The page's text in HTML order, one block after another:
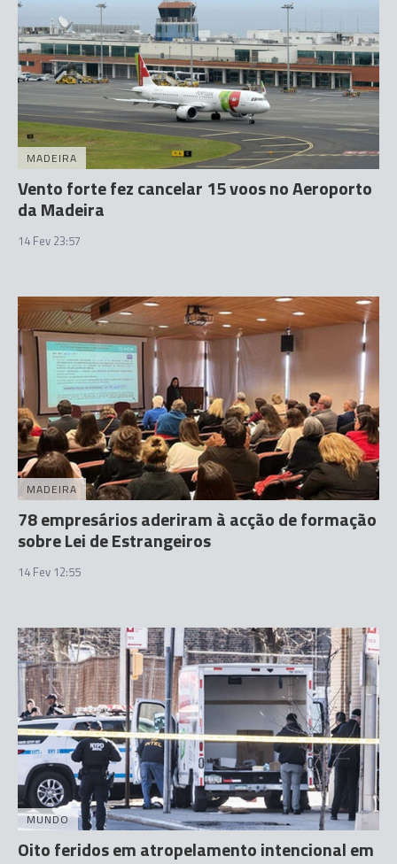
MADEIRA
Vento forte fez cancelar 15 voos no Aeroporto
da Madeira
14 Fev 23:57
MADEIRA
78 empresários aderiram à acção de formação
sobre Lei de Estrangeiros
14 Fev 12:55
MUNDO
Oito feridos em atropelamento intencional em